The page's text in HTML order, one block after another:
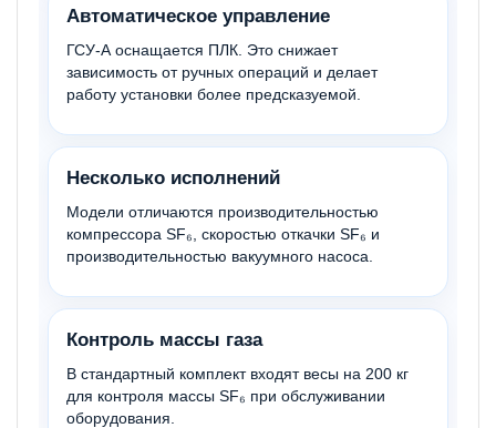
Автоматическое управление
ГСУ-А оснащается ПЛК. Это снижает
зависимость от ручных операций и делает
работу установки более предсказуемой.
Несколько исполнений
Модели отличаются производительностью
компрессора SF₆, скоростью откачки SF₆ и
производительностью вакуумного насоса.
Контроль массы газа
В стандартный комплект входят весы на 200 кг
для контроля массы SF₆ при обслуживании
оборудования.